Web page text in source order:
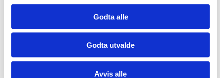
Godta alle
Godta utvalde
Avvis alle
de fleste emner er det obligatoriske arbeider (forprøver)
med rapporter, labjournaler e.l. som skal leveres inn.
Vurderingsformer